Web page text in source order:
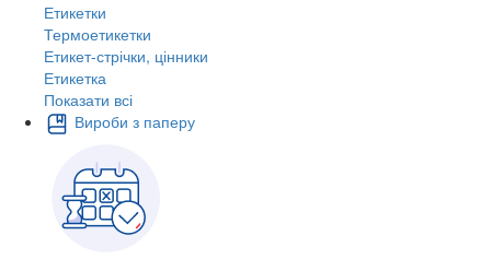
Етикетки
Термоетикетки
Етикет-стрічки, цінники
Етикетка
Показати всі
Вироби з паперу